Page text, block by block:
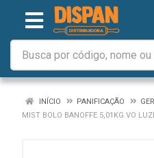
INÍCIO PANIFICAÇÃO
MIST BOLO BANOFFE 5,01KG VO